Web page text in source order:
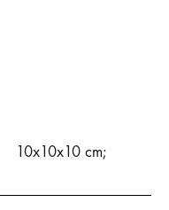
10x10x10 cm;